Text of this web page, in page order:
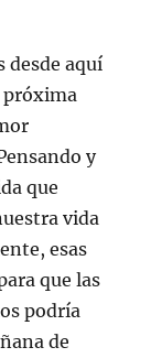
desde aquí
próxima
y
que
vida
esas
que las
podría
de